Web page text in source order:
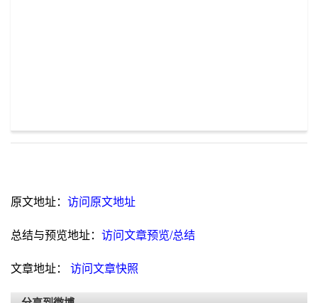
原文地址： 访问原文地址
总结与预览地址： 访问文章预览/总结
文章地址： 访问文章快照